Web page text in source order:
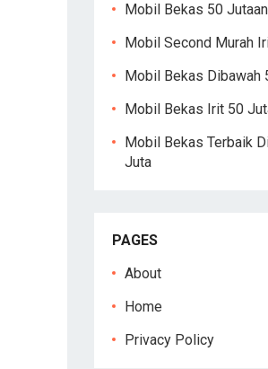
Mobil Bekas 50
Mobil Second Murah
Mobil Bekas Dibawah
Mobil Bekas Irit 50
Mobil Bekas Terbaik
Juta
PAGES
About
Home
Privacy Policy